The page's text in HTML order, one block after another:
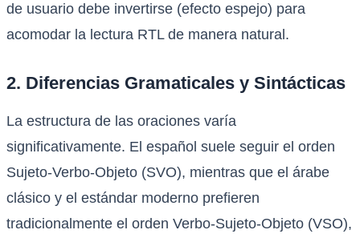
de usuario debe invertirse (efecto espejo) para
acomodar la lectura RTL de manera natural.
2. Diferencias Gramaticales y Sintácticas
La estructura de las oraciones varía
significativamente. El español suele seguir el orden
Sujeto-Verbo-Objeto (SVO), mientras que el árabe
clásico y el estándar moderno prefieren
tradicionalmente el orden Verbo-Sujeto-Objeto (VSO),